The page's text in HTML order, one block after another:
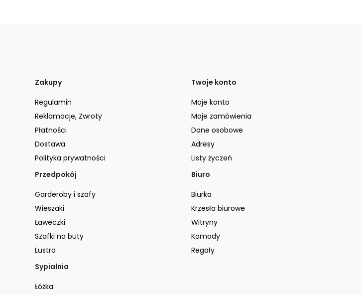
Zakupy
Regulamin
Reklamacje, Zwroty
Płatności
Dostawa
Polityka prywatności
Twoje konto
Moje konto
Moje zamówienia
Dane osobowe
Adresy
Listy życzeń
Przedpokój
Garderoby i szafy
Wieszaki
Ławeczki
Szafki na buty
Lustra
Biuro
Biurka
Krzesła biurowe
Witryny
Komody
Regały
Sypialnia
Łóżka